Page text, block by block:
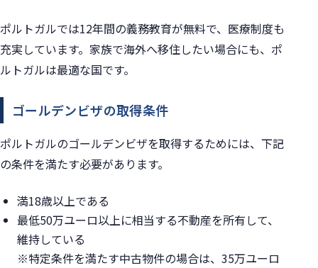
ポルトガルでは12年間の義務教育が無料で、医療制度も
充実しています。家族で海外へ移住したい場合にも、ポ
ルトガルは最適な国です。
ゴールデンビザの取得条件
ポルトガルのゴールデンビザを取得するためには、下記
の条件を満たす必要があります。
満18歳以上である
最低50万ユーロ以上に相当する不動産を所有して、
維持している
※特定条件を満たす中古物件の場合は、35万ユーロ